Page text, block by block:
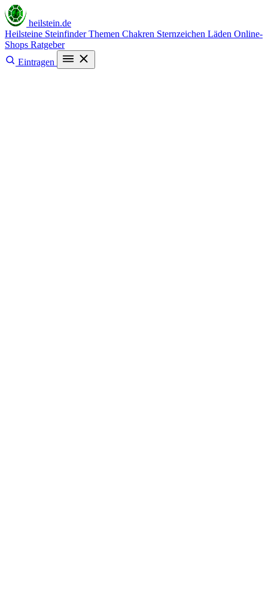
heilstein.de
Heilsteine SteinfinderThemen Chakren Sternzeichen Läden Online-
Shops Ratgeber
Eintragen